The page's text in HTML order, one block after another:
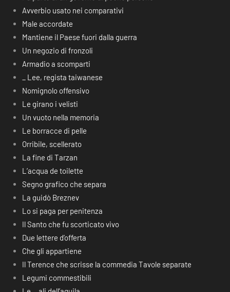
Avverbio usato nei comparativi
Male accordate
Mantiene il Paese fuori dalla guerra
Un negozio di fronzoli
Armadio a scomparti
_ Lee, regista taiwanese
Nomignolo offensivo
Le girano i velisti
Un vuoto nella memoria
Le borracce di pelle
Orribile, scellerato
La fine di Tarzan
L’acqua de toilette
Segno grafico che separa
La guidò Breznev
Lo si paga per penitenza
Il Santo che fu scorticato vivo
Due lettere d’offerta
Che gli appartiene
Il Terence che scrisse la commedia Tavole separate
Legumi commestibili